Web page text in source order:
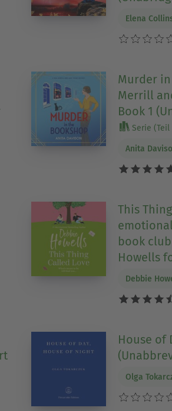
Elena
Murder
Merrill
Book 1
Serie (Teil
Anita
This
book
Howells
Debbie
House of
Olga